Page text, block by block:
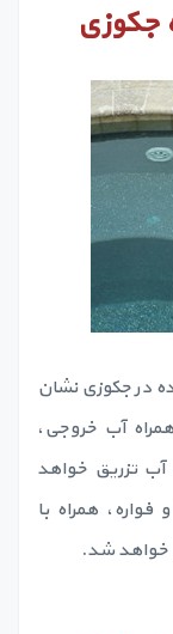
جکوزی
در جکوزی نشان
آب خروجی،
تزریق خواهد
همراه با
خواهد شد.